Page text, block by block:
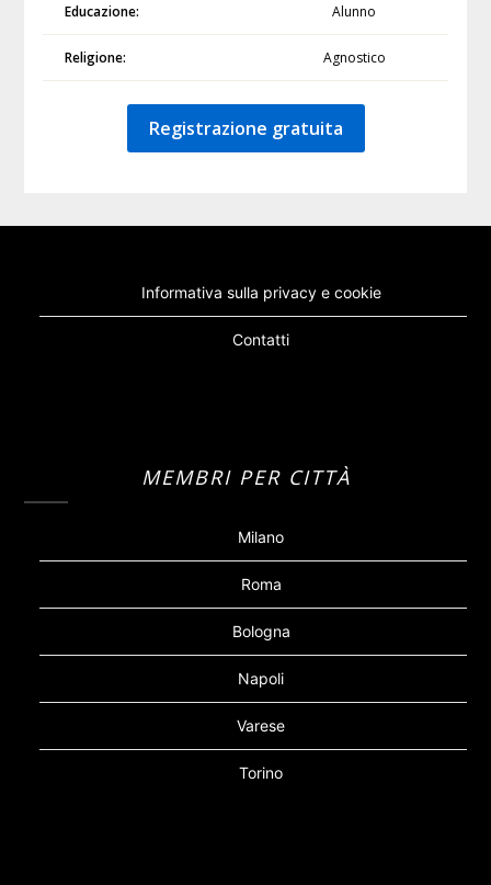
Educazione: Alunno
Religione: Agnostico
Registrazione gratuita
Informativa sulla privacy e cookie
Contatti
MEMBRI PER CITTÀ
Milano
Roma
Bologna
Napoli
Varese
Torino